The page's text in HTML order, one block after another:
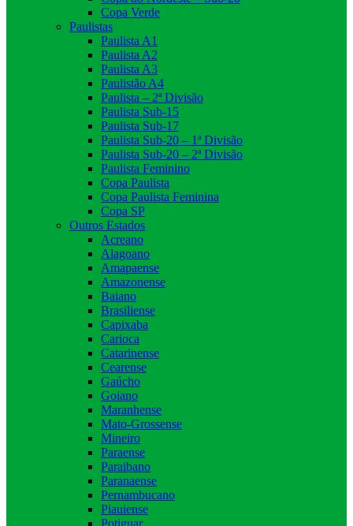
Copa Verde
Paulistas
Paulista A1
Paulista A2
Paulista A3
Paulistão A4
Paulista – 2ª Divisão
Paulista Sub-15
Paulista Sub-17
Paulista Sub-20 – 1ª Divisão
Paulista Sub-20 – 2ª Divisão
Paulista Feminino
Copa Paulista
Copa Paulista Feminina
Copa SP
Outros Estados
Acreano
Alagoano
Amapaense
Amazonense
Baiano
Brasiliense
Capixaba
Carioca
Catarinense
Cearense
Gaúcho
Goiano
Maranhense
Mato-Grossense
Mineiro
Paraense
Paraibano
Paranaense
Pernambucano
Piauiense
Potiguar